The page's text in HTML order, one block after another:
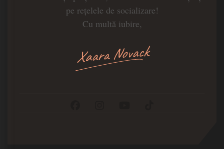
pe rețelele de socializare!
Cu multă iubire,
Xaara Novack